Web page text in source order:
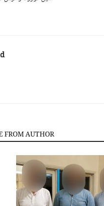
FROM AUTHOR